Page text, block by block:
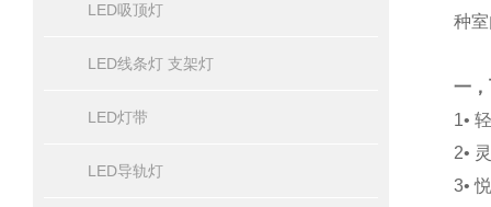
LED吸顶灯
LED线条灯 支架灯
LED灯带
LED导轨灯
种
一，
1•
2•
3•